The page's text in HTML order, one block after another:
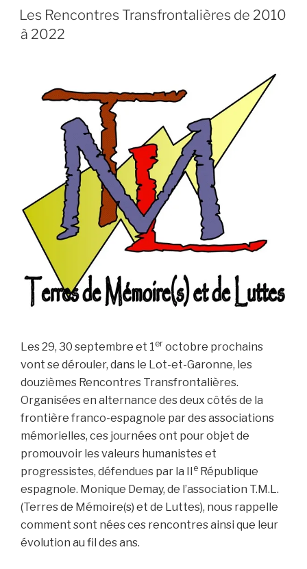
–
journées »
LE
Les Rencontres Transfrontalières de 2010
à 2022
Les 29, 30 septembre et 1er octobre prochains
vont se dérouler, dans le Lot-et-Garonne, les
douzièmes Rencontres Transfrontalières.
Organisées en alternance des deux côtés de la
frontière franco-espagnole par des associations
mémorielles, ces journées ont pour objet de
promouvoir les valeurs humanistes et
progressistes, défendues par la II e République
espagnole. Monique Demay, de l’association T.M.L.
(Terres de Mémoire(s) et de Luttes), nous rappelle
comment sont nées ces rencontres ainsi que leur
évolution au fil des ans.